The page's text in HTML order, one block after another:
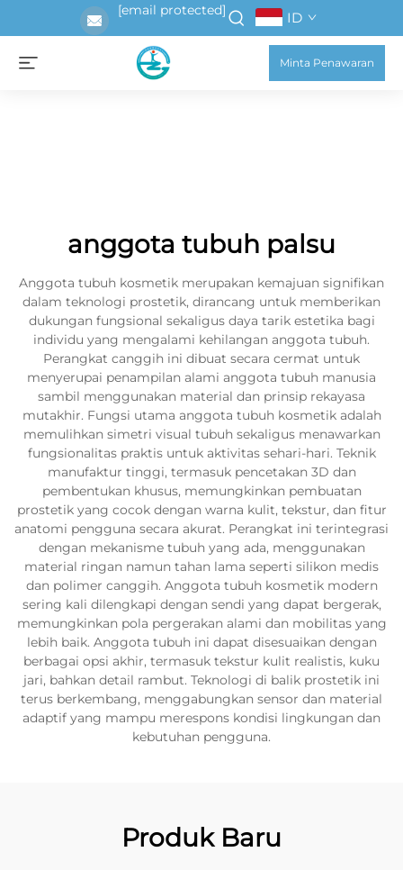
[email protected] ID
Minta Penawaran
anggota tubuh palsu
Anggota tubuh kosmetik merupakan kemajuan signifikan
dalam teknologi prostetik, dirancang untuk memberikan
dukungan fungsional sekaligus daya tarik estetika bagi
individu yang mengalami kehilangan anggota tubuh.
Perangkat canggih ini dibuat secara cermat untuk
menyerupai penampilan alami anggota tubuh manusia
sambil menggunakan material dan prinsip rekayasa
mutakhir. Fungsi utama anggota tubuh kosmetik adalah
memulihkan simetri visual tubuh sekaligus menawarkan
fungsionalitas praktis untuk aktivitas sehari-hari. Teknik
manufaktur tinggi, termasuk pencetakan 3D dan
pembentukan khusus, memungkinkan pembuatan
prostetik yang cocok dengan warna kulit, tekstur, dan fitur
anatomi pengguna secara akurat. Perangkat ini terintegrasi
dengan mekanisme tubuh yang ada, menggunakan
material ringan namun tahan lama seperti silikon medis
dan polimer canggih. Anggota tubuh kosmetik modern
sering kali dilengkapi dengan sendi yang dapat bergerak,
memungkinkan pola pergerakan alami dan mobilitas yang
lebih baik. Anggota tubuh ini dapat disesuaikan dengan
berbagai opsi akhir, termasuk tekstur kulit realistis, kuku
jari, bahkan detail rambut. Teknologi di balik prostetik ini
terus berkembang, menggabungkan sensor dan material
adaptif yang mampu merespons kondisi lingkungan dan
kebutuhan pengguna.
Produk Baru